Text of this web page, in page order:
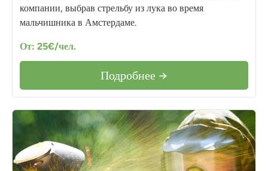
компании, выбрав стрельбу из лука во время
мальчишника в Амстердаме.
От: 25€/чел.
Подробнее →